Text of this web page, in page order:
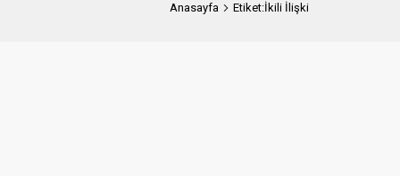
Anasayfa Etiket:İkili İlişki